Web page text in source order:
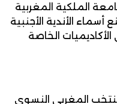
الملكية المغربية
أسماء الأندية الأجنبية
الخاصة
المغربي النسوي